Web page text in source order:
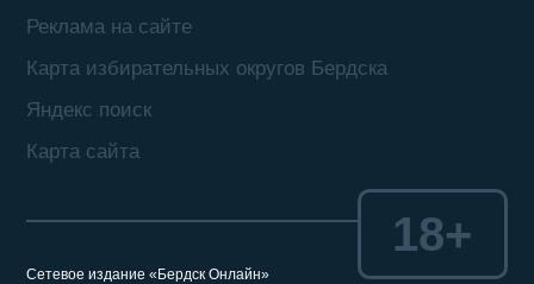
Реклама на сайте
Карта избирательных округов Бердска
Яндекс поиск
Карта сайта
Сетевое издание «Бердск Онлайн»
18+